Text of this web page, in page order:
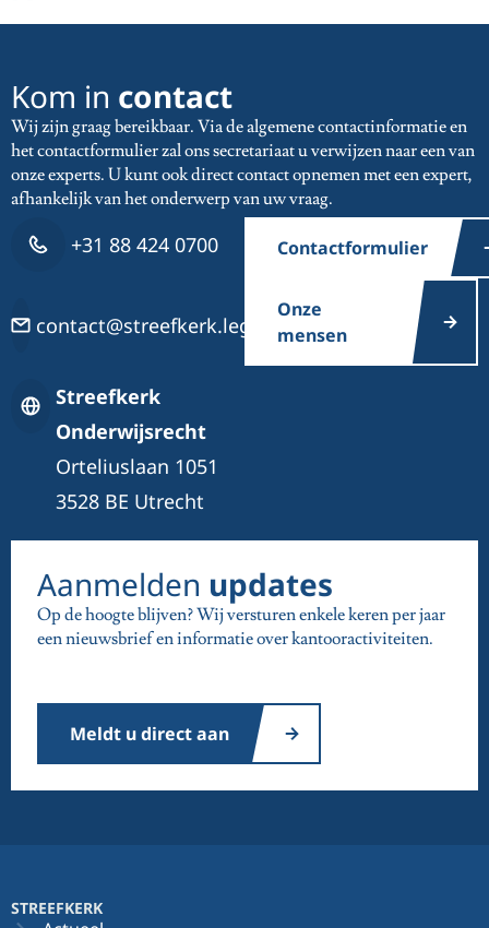
Kom in contact
Wij zijn graag bereikbaar. Via de algemene contactinformatie en
het contactformulier zal ons secretariaat u verwijzen naar een van
onze experts. U kunt ook direct contact opnemen met een expert,
afhankelijk van het onderwerp van uw vraag.
+31 88 424 0700
contact@streefkerk.legal
Streefkerk
Onderwijsrecht
Orteliuslaan 1051
3528 BE Utrecht
Contactformulier
Onze
mensen
Aanmelden updates
Op de hoogte blijven? Wij versturen enkele keren per jaar
een nieuwsbrief en informatie over kantooractiviteiten.
Meldt u direct aan
STREEFKERK